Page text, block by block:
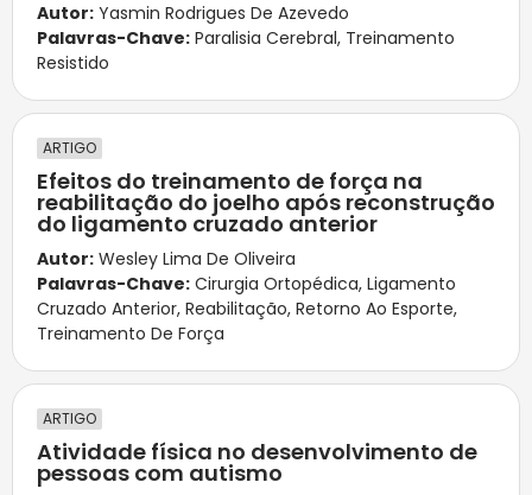
Autor: Yasmin Rodrigues De Azevedo
Palavras-Chave: Paralisia Cerebral, Treinamento
Resistido
ARTIGO
Efeitos do treinamento de força na
reabilitação do joelho após reconstrução
do ligamento cruzado anterior
Autor: Wesley Lima De Oliveira
Palavras-Chave: Cirurgia Ortopédica, Ligamento
Cruzado Anterior, Reabilitação, Retorno Ao Esporte,
Treinamento De Força
ARTIGO
Atividade física no desenvolvimento de
pessoas com autismo